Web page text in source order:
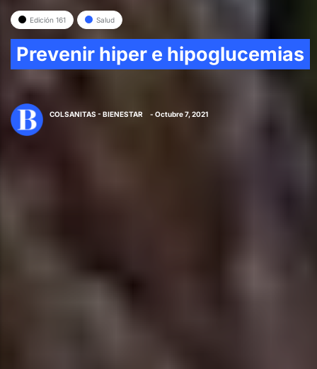
Edición 161 Salud
Prevenir hiper e hipoglucemias
COLSANITAS - BIENESTAR - Octubre 7, 2021